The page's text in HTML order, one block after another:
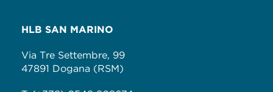
HLB SAN MARINO
Via Tre Settembre, 99
47891 Dogana (RSM)